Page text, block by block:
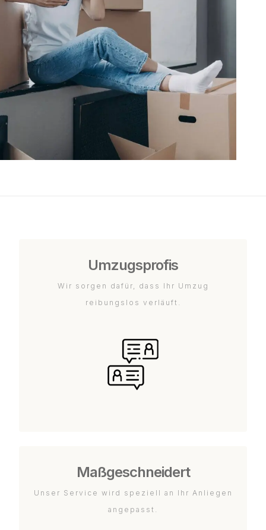
Umzugsprofis
Wir sorgen dafür, dass Ihr Umzug
reibungslos verläuft.
Maßgeschneidert
Unser Service wird speziell an Ihr Anliegen
angepasst.